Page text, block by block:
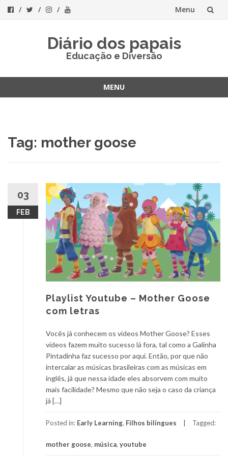
Menu
Diário dos papais
Educação e Diversão
MENU
Tag: mother goose
03
FEB
Playlist Youtube – Mother Goose
com letras
Vocês já conhecem os vídeos Mother Goose? Esses
vídeos fazem muito sucesso lá fora, tal como a Galinha
Pintadinha faz sucesso por aqui. Então, por que não
intercalar as músicas brasileiras com as músicas em
inglês, já que nessa idade eles absorvem com muito
mais facilidade? Mesmo que não seja o caso da criança
já […]
Posted in: Early Learning, Filhos bilíngues Tagged:
mother goose, música, youtube